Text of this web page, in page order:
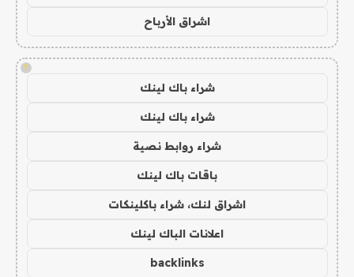
اشراق الأرباح
!
شراء باك لينك
شراء باك لينك
شراء روابط نصية
باقات باك لينك
اشراق لنك، شراء باكلينكات
اعلانات الباك لينك
backlinks